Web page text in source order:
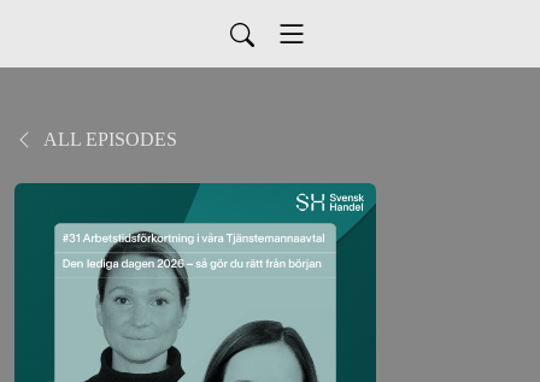
ALL EPISODES